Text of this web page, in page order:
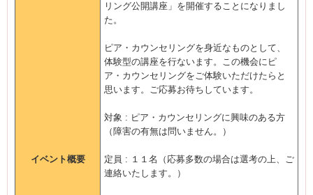
イベント概要
リング公開講座」を開催することになりまし
た。
ピア・カウンセリングを身近なものとして、
体験型の講座を行ないます。この機会にピ
ア・カウンセリングをご体験いただけたらと
思います。ご応募お待ちしています。
対象 : ピア・カウンセリングに興味のある方
（障害の有無は問いません。）
定員 : １１名（応募多数の場合は選考の上、ご
連絡いたします。）